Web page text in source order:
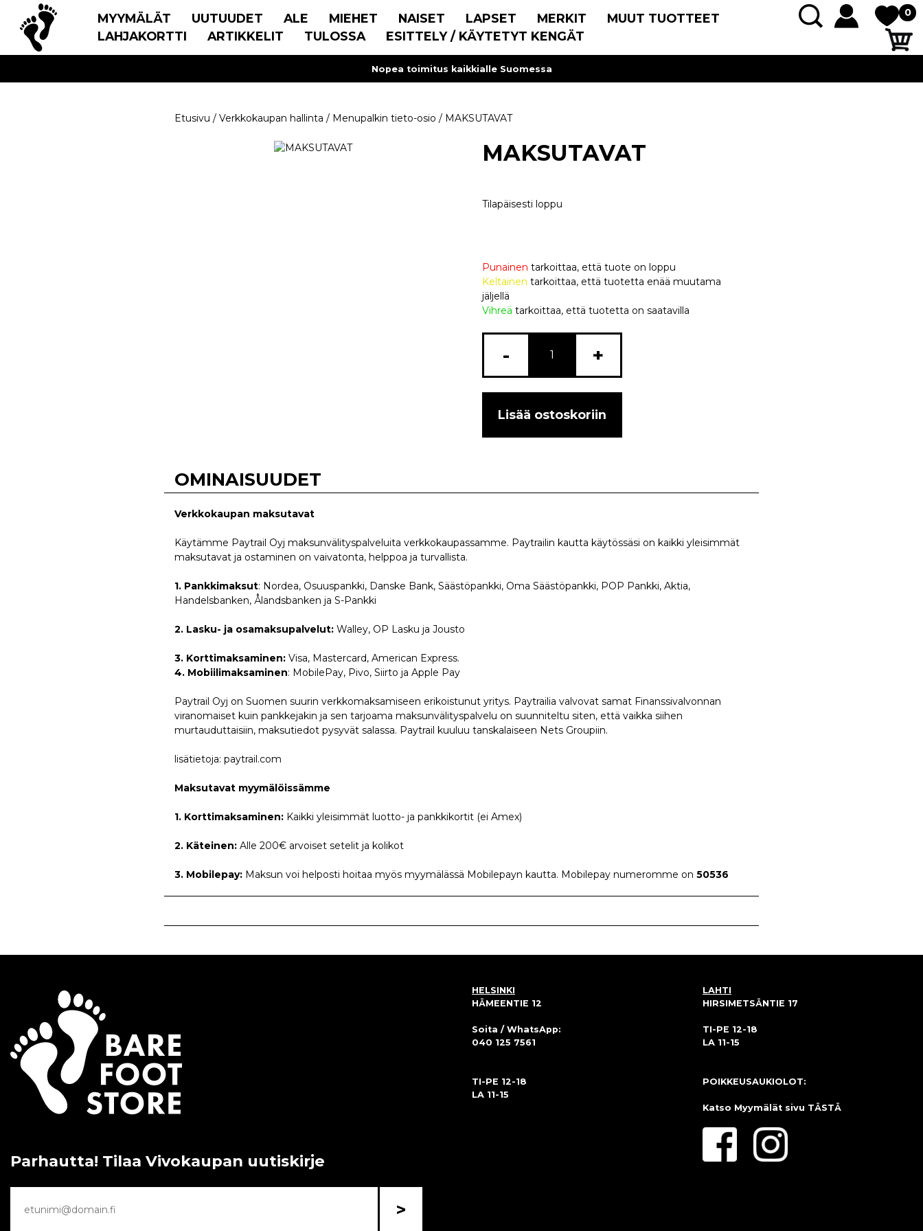
MYYMÄLÄT UUTUUDET ALE MIEHET NAISET LAPSET MERKIT
MUUT TUOTTEET
LAHJAKORTTI
ARTIKKELIT TULOSSA ESITTELY / KÄYTETYT KENGÄT
0
Nopea toimitus kaikkialle Suomessa
Etusivu / Verkkokaupan hallinta / Menupalkin tieto-osio / MAKSUTAVAT
MAKSUTAVAT
Tilapäisesti loppu
Punainen tarkoittaa, että tuote on loppu
Keltainen tarkoittaa, että tuotetta enää muutama
jäljellä
Vihreä tarkoittaa, että tuotetta on saatavilla
- +
Lisää ostoskoriin
OMINAISUUDET
Verkkokaupan maksutavat
Käytämme Paytrail Oyj maksunvälityspalveluita verkkokaupassamme. Paytrailin kautta käytössäsi on kaikki yleisimmät
maksutavat ja ostaminen on vaivatonta, helppoa ja turvallista.
1. Pankkimaksut: Nordea, Osuuspankki, Danske Bank, Säästöpankki, Oma Säästöpankki, POP Pankki, Aktia,
Handelsbanken, Ålandsbanken ja S-Pankki
2. Lasku- ja osamaksupalvelut: Walley, OP Lasku ja Jousto
3. Korttimaksaminen: Visa, Mastercard, American Express.
4. Mobiilimaksaminen: MobilePay, Pivo, Siirto ja Apple Pay
Paytrail Oyj on Suomen suurin verkkomaksamiseen erikoistunut yritys. Paytrailia valvovat samat Finanssivalvonnan
viranomaiset kuin pankkejakin ja sen tarjoama maksunvälityspalvelu on suunniteltu siten, että vaikka siihen
murtauduttaisiin, maksutiedot pysyvät salassa. Paytrail kuuluu tanskalaiseen Nets Groupiin.
lisätietoja: paytrail.com
Maksutavat myymälöissämme
1. Korttimaksaminen: Kaikki yleisimmät luotto- ja pankkikortit (ei Amex)
2. Käteinen: Alle 200€ arvoiset setelit ja kolikot
3. Mobilepay: Maksun voi helposti hoitaa myös myymälässä Mobilepayn kautta. Mobilepay numeromme on 50536
Parhautta! Tilaa Vivokaupan uutiskirje
>
HELSINKI
HÄMEENTIE 12
Soita / WhatsApp:
040 125 7561
TI-PE 12-18
LA 11-15
LAHTI
HIRSIMETSÄNTIE 17
TI-PE 12-18
LA 11-15
POIKKEUSAUKIOLOT:
Katso Myymälät sivu TÄSTÄ